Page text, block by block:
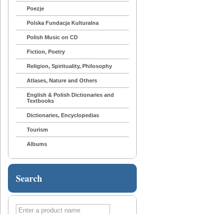
Poezje
Polska Fundacja Kulturalna
Polish Music on CD
Fiction, Poetry
Religion, Spirituality, Philosophy
Atlases, Nature and Others
English & Polish Dictionaries and
Textbooks
Dictionaries, Encyclopedias
Tourism
Albums
Search